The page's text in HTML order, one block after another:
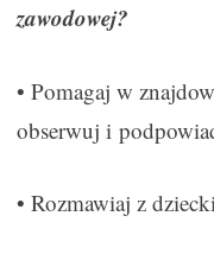
zawodowej?
• Pomagaj w
obserwuj i
• Rozmawiaj z